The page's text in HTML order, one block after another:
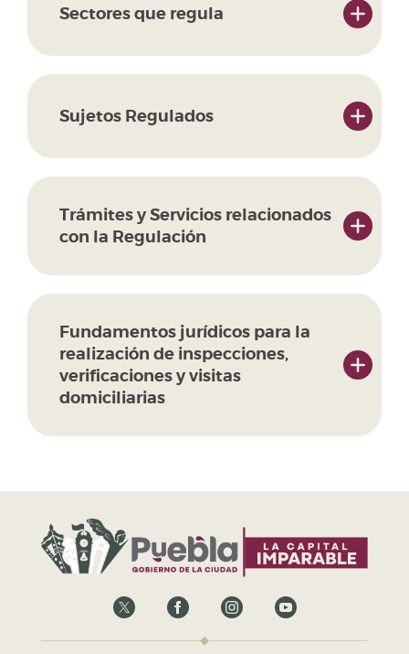
Sectores que regula
Sujetos Regulados
Trámites y Servicios relacionados
con la Regulación
Fundamentos jurídicos para la
realización de inspecciones,
verificaciones y visitas
domiciliarias